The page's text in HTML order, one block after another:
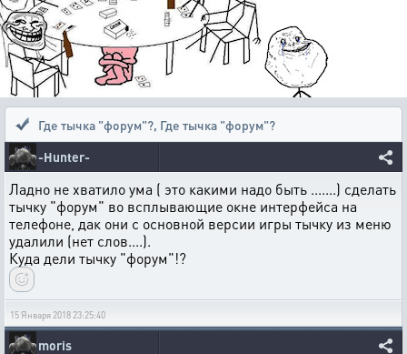
Где тычка "форум"?, Где тычка "форум"?
-Hunter-
Ладно не хватило ума ( это какими надо быть .......) сделать
тычку "форум" во всплывающие окне интерфейса на
телефоне, дак они с основной версии игры тычку из меню
удалили (нет слов....).
Куда дели тычку "форум"!?
15 Января 2018 23:25:40
moris